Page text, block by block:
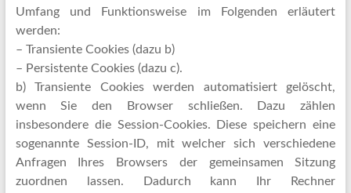
Umfang und Funktionsweise im Folgenden erläutert
werden:
– Transiente Cookies (dazu b)
– Persistente Cookies (dazu c).
b) Transiente Cookies werden automatisiert gelöscht,
wenn Sie den Browser schließen. Dazu zählen
insbesondere die Session-Cookies. Diese speichern eine
sogenannte Session-ID, mit welcher sich verschiedene
Anfragen Ihres Browsers der gemeinsamen Sitzung
zuordnen lassen. Dadurch kann Ihr Rechner